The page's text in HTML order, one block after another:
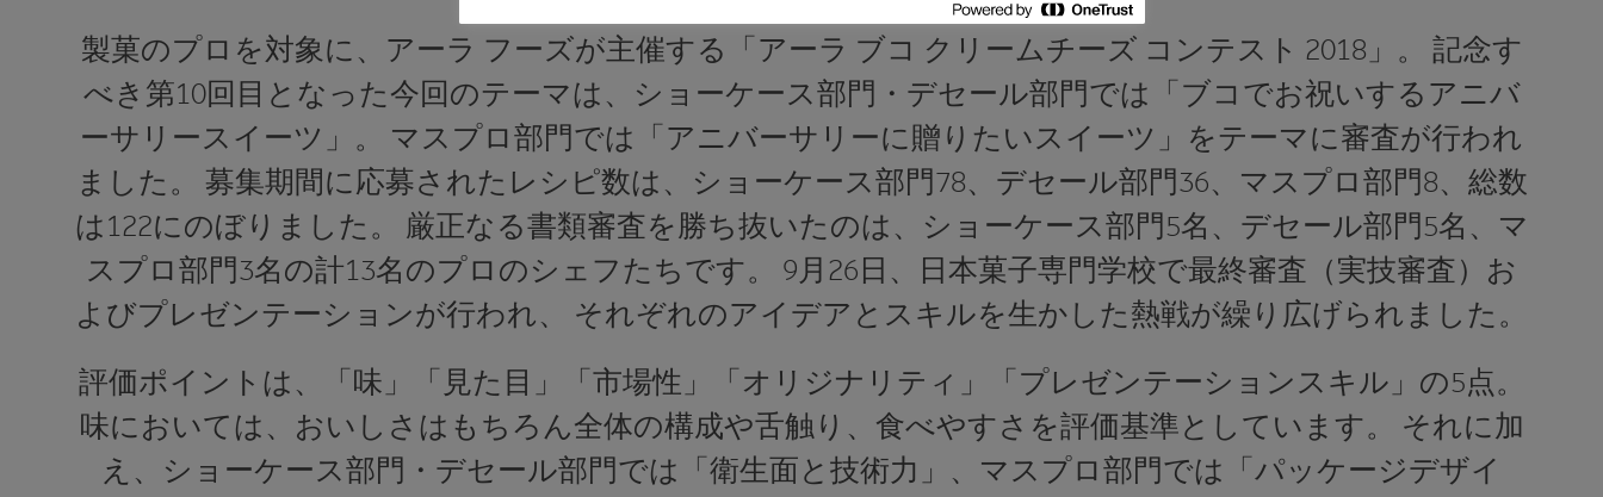
製菓のプロを対象に、アーラ フーズが主催する「アーラ ブコ クリームチーズ コンテスト 2018」。 記念す
べき第10回目となった今回のテーマは、ショーケース部門・デセール部門では「ブコでお祝いするアニバ
ーサリースイーツ」。 マスプロ部門では「アニバーサリーに贈りたいスイーツ」をテーマに審査が行われ
ました。 募集期間に応募されたレシピ数は、ショーケース部門78、デセール部門36、マスプロ部門8、総数
は122にのぼりました。 厳正なる書類審査を勝ち抜いたのは、ショーケース部門5名、デセール部門5名、マ
スプロ部門3名の計13名のプロのシェフたちです。 9月26日、日本菓子専門学校で最終審査（実技審査）お
よびプレゼンテーションが行われ、 それぞれのアイデアとスキルを生かした熱戦が繰り広げられました。
評価ポイントは、「味」「見た目」「市場性」「オリジナリティ」「プレゼンテーションスキル」の5点。
味においては、おいしさはもちろん全体の構成や舌触り、食べやすさを評価基準としています。 それに加
え、ショーケース部門・デセール部門では「衛生面と技術力」、マスプロ部門では「パッケージデザイ